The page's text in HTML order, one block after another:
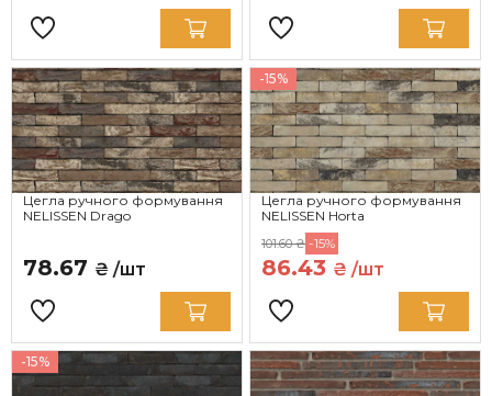
Цегла ручного формування
NELISSEN Drago
78.67 ₴ /шт
-15%
Цегла ручного формування
NELISSEN Horta
101.60 ₴ -15%
86.43 ₴ /шт
-15%